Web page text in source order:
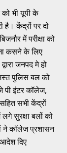
को भी यूपी के
है। केंद्रों पर दो
में परीक्षा को
कसने के लिए
जनपद मे हो
पुलिस बल को
पी इंटर कॉलेज,
सभी केंद्रों
लगे सुरक्षा बलों को
ने कॉलेज प्रशासन
दिए